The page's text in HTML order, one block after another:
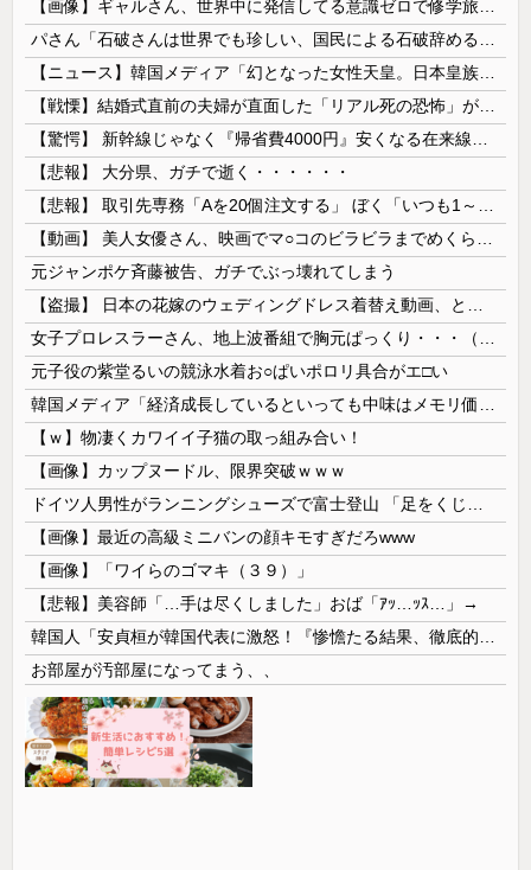
【悲報】 大分県、ガチで逝く・・・・・・
元ジャンポケ斉藤被告、ガチでぶっ壊れてしまう
元子役の紫堂るいの競泳水着お○ぱいポロリ具合がエ□い
【ｗ】物凄くカワイイ子猫の取っ組み合い！
【画像】カップヌードル、限界突破ｗｗｗ
【画像】最近の高級ミニバンの顔キモすぎだろwww
【画像】「ワイらのゴマキ（３９）」
【悲報】美容師「…手は尽くしました」おば「ｱｯ…ｯｽ…」→
お部屋が汚部屋になってまう、、